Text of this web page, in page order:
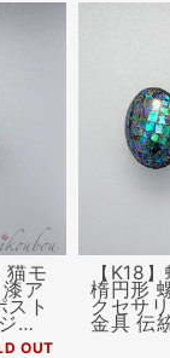
猫モ
ア
スト
ュ
OUT
【K18
楕円形
クセサ
金具 伝
エリー